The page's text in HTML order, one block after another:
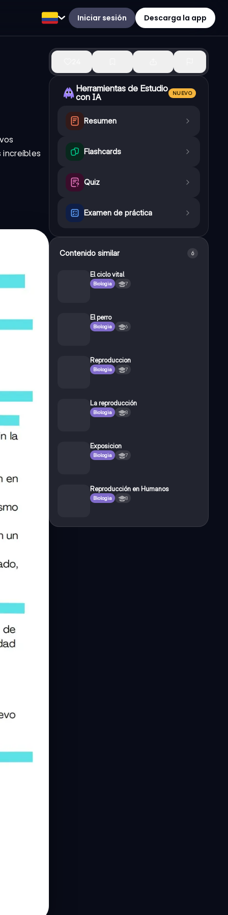
Iniciar sesión Descarga la app
increíbles
Herramientas de Estudio
con IA
NUEVO
Resumen
Flashcards
Quiz
Examen de práctica
Contenido similar 6
El ciclo vital
Biologia 7
El perro
Biologia 6
Reproduccion
Biologia 7
La reproducción
Biologia 8
Exposicion
Biologia 7
Reproducción en Humanos
Biologia 8